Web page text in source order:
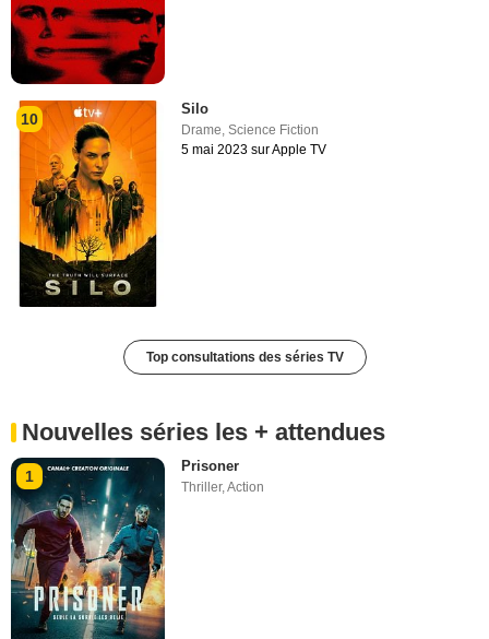
10
Silo
Drame,Science Fiction
5 mai 2023 sur Apple TV
Top consultations des séries TV
Nouvelles séries les + attendues
1
Prisoner
Thriller,Action